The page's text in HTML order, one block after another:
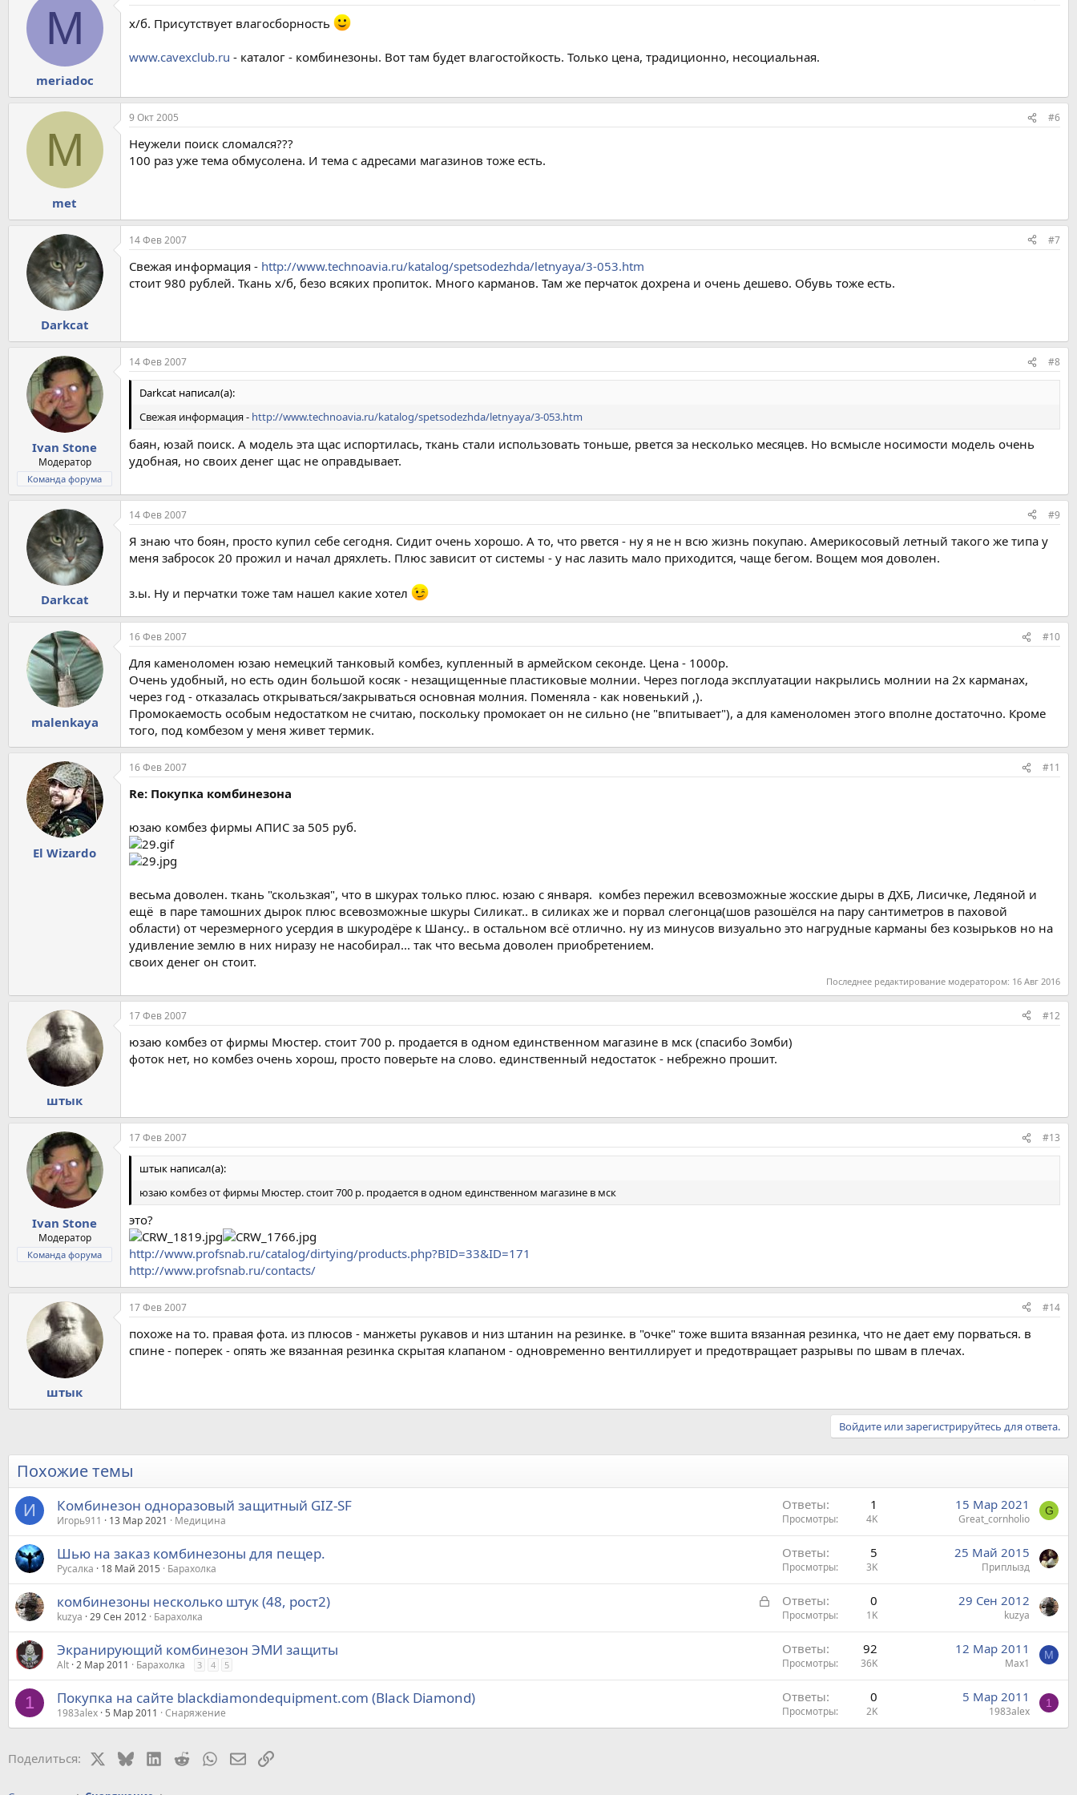
M
meriadoc
х/б. Присутствует влагосборность
www.cavexclub.ru - каталог - комбинезоны. Вот там будет влагостойкость. Только цена, традиционно, несоциальная.
M
met
9 Окт 2005 #6
Неужели поиск сломался???
100 раз уже тема обмусолена. И тема с адресами магазинов тоже есть.
Darkcat
14 Фев 2007 #7
Свежая информация - http://www.technoavia.ru/katalog/spetsodezhda/letnyaya/3-053.htm
стоит 980 рублей. Ткань х/б, безо всяких пропиток. Много карманов. Там же перчаток дохрена и очень дешево. Обувь тоже есть.
Ivan Stone
Модератор
Команда форума
14 Фев 2007 #8
Darkcat написал(а):
Свежая информация - http://www.technoavia.ru/katalog/spetsodezhda/letnyaya/3-053.htm
баян, юзай поиск. А модель эта щас испортилась, ткань стали использовать тоньше, рвется за несколько месяцев. Но всмысле носимости модель очень
удобная, но своих денег щас не оправдывает.
Darkcat
14 Фев 2007 #9
Я знаю что боян, просто купил себе сегодня. Сидит очень хорошо. А то, что рвется - ну я не н всю жизнь покупаю. Америкосовый летный такого же типа у
меня забросок 20 прожил и начал дряхлеть. Плюс зависит от системы - у нас лазить мало приходится, чаще бегом. Вощем моя доволен.
з.ы. Ну и перчатки тоже там нашел какие хотел
malenkaya
16 Фев 2007 #10
Для каменоломен юзаю немецкий танковый комбез, купленный в армейском секонде. Цена - 1000р.
Очень удобный, но есть один большой косяк - незащищенные пластиковые молнии. Через поглода эксплуатации накрылись молнии на 2х карманах,
через год - отказалась открываться/закрываться основная молния. Поменяла - как новенький ,).
Промокаемость особым недостатком не считаю, поскольку промокает он не сильно (не "впитывает"), а для каменоломен этого вполне достаточно. Кроме
того, под комбезом у меня живет термик.
El Wizardo
16 Фев 2007 #11
Re: Покупка комбинезона
юзаю комбез фирмы АПИС за 505 руб.
весьма доволен. ткань "скользкая", что в шкурах только плюс. юзаю с января. комбез пережил всевозможные жосские дыры в ДХБ, Лисичке, Ледяной и
ещё в паре тамошних дырок плюс всевозможные шкуры Силикат.. в силиках же и порвал слегонца(шов разошёлся на пару сантиметров в паховой
области) от черезмерного усердия в шкуродёре к Шансу.. в остальном всё отлично. ну из минусов визуально это нагрудные карманы без козырьков но на
удивление землю в них ниразу не насобирал... так что весьма доволен приобретением.
своих денег он стоит.
Последнее редактирование модератором: 16 Авг 2016
штык
17 Фев 2007 #12
юзаю комбез от фирмы Мюстер. стоит 700 р. продается в одном единственном магазине в мск (спасибо Зомби)
фоток нет, но комбез очень хорош, просто поверьте на слово. единственный недостаток - небрежно прошит.
Ivan Stone
Модератор
Команда форума
17 Фев 2007 #13
штык написал(а):
юзаю комбез от фирмы Мюстер. стоит 700 р. продается в одном единственном магазине в мск
это?
http://www.profsnab.ru/catalog/dirtying/products.php?BID=33&ID=171
http://www.profsnab.ru/contacts/
штык
17 Фев 2007 #14
похоже на то. правая фота. из плюсов - манжеты рукавов и низ штанин на резинке. в "очке" тоже вшита вязанная резинка, что не дает ему порваться. в
спине - поперек - опять же вязанная резинка скрытая клапаном - одновременно вентиллирует и предотвращает разрывы по швам в плечах.
Войдите или зарегистрируйтесь для ответа.
Похожие темы
И Комбинезон одноразовый защитный GIZ-SF
Игорь911 13 Мар 2021 Медицина
Ответы 1
Просмотры 4K
15 Мар 2021
Great_cornholio
G
Шью на заказ комбинезоны для пещер.
Русалка 18 Май 2015 Барахолка
Ответы 5
Просмотры 3K
25 Май 2015
Приплызд
З
к
т
комбинезоны несколько штук (48, рост2)
kuzya 29 Сен 2012 Барахолка
Ответы 0
Просмотры 1K
29 Сен 2012
kuzya
Экранирующий комбинезон ЭМИ защиты
Alt 2 Мар 2011 Барахолка 3 4 5
Ответы 92
Просмотры 36K
12 Мар 2011
Max1
M
1 Покупка на сайте blackdiamondequipment.com (Black Diamond)
1983alеx 5 Мар 2011 Снаряжение
Ответы 0
Просмотры 2K
5 Мар 2011
1983alеx
1
Поделиться: BlueskyLinkedIn
Reddit WhatsApp
Электронная почта
Ссылка